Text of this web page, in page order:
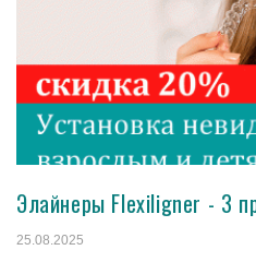
Элайнеры Flexiligner - 3
25.08.2025